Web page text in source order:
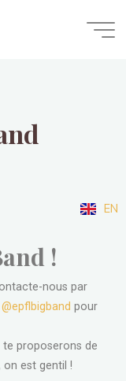
EN
!
nous par
@epflbigband pour
proposerons de
est gentil !